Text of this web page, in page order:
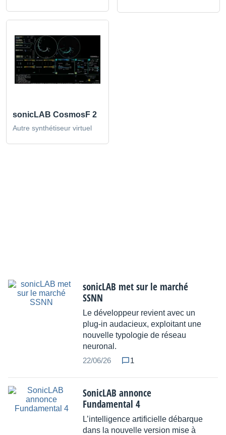
sonicLAB CosmosF 2
Autre synthétiseur virtuel
sonicLAB met sur le marché
SSNN
Le développeur revient avec un
plug-in audacieux, exploitant une
nouvelle typologie de réseau
neuronal.
22/06/26
1
SonicLAB annonce
Fundamental 4
L’intelligence artificielle débarque
dans la nouvelle version mise à